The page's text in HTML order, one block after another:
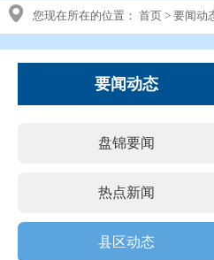
您现在所在的位置： 首页 > 要闻动
要闻动态
盘锦要闻
热点新闻
县区动态